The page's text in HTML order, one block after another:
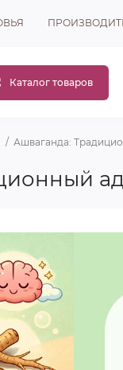
Каталог товаров
Ашваганда: